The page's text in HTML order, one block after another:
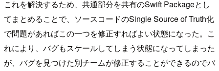
これを解決するため、共通部分を共有のSwift Packageとし
てまとめることで、ソースコードのSingle Source of Truth化
で問題があればこの一つを修正すればよい状態になった。こ
れにより、バグもスケールしてしまう状態になってしまった
が、バグを見つけた別チームが修正することができるのでバ